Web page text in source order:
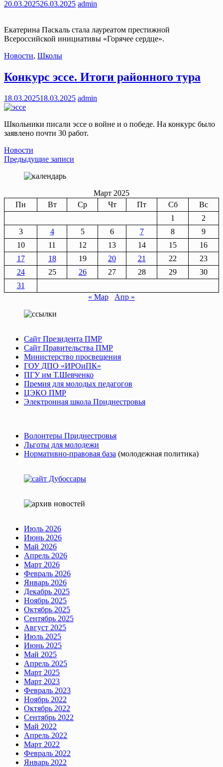
20.03.202526.03.2025 admin
Екатерина Паскаль стала лауреатом престижной
Всероссийской инициативы «Горячее сердце».
Новости, Школы
Конкурс эссе. Итоги районного тура
18.03.202518.03.2025 admin
Школьники писали эссе о войне и о победе. На конкурс было
заявлено почти 30 работ.
Новости
Навигация
Предыдущие записи
Март 2025
Пн
Вт Ср Чт Пт Сб
Вс
1
2
3
4 5 6 7 8
9
10
11 12 13 14 15
16
17
18 19 20 21 22
23
24
25 26 27 28 29
30
31
« Мар
Апр »
Сайт Президента ПМР
Сайт Правительства ПМР
Министерство просвещения
ГОУ ДПО «ИРОиПК»
ПГУ им Т.Шевченко
Премия для молодых педагогов
ЦЭКО ПМР
Электронная школа Приднестровья
Волонтеры Приднестровья
Льготы для молодежи
Нормативно-правовая база (молодежная политика)
Июль 2026
Июнь 2026
Май 2026
Апрель 2026
Март 2026
Февраль 2026
Январь 2026
Декабрь 2025
Ноябрь 2025
Октябрь 2025
Сентябрь 2025
Август 2025
Июль 2025
Июнь 2025
Май 2025
Апрель 2025
Март 2025
Март 2023
Февраль 2023
Ноябрь 2022
Октябрь 2022
Сентябрь 2022
Май 2022
Апрель 2022
Март 2022
Февраль 2022
Январь 2022